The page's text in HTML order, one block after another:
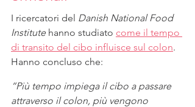
I ricercatori del Danish National Food
Institute hanno studiato come il tempo
di transito del cibo influisce sul colon.
Hanno concluso che:
“Più tempo impiega il cibo a passare
attraverso il colon, più vengono